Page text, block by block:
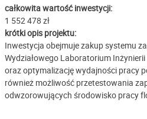
całkowita wartość inwestycji:
1 552 478 zł
krótki opis projektu:
Inwestycja obejmuje zakup systemu
Wydziałowego Laboratorium
oraz optymalizację wydajności pracy
również możliwość przetestowania
odwzorowujących środowisko pracy